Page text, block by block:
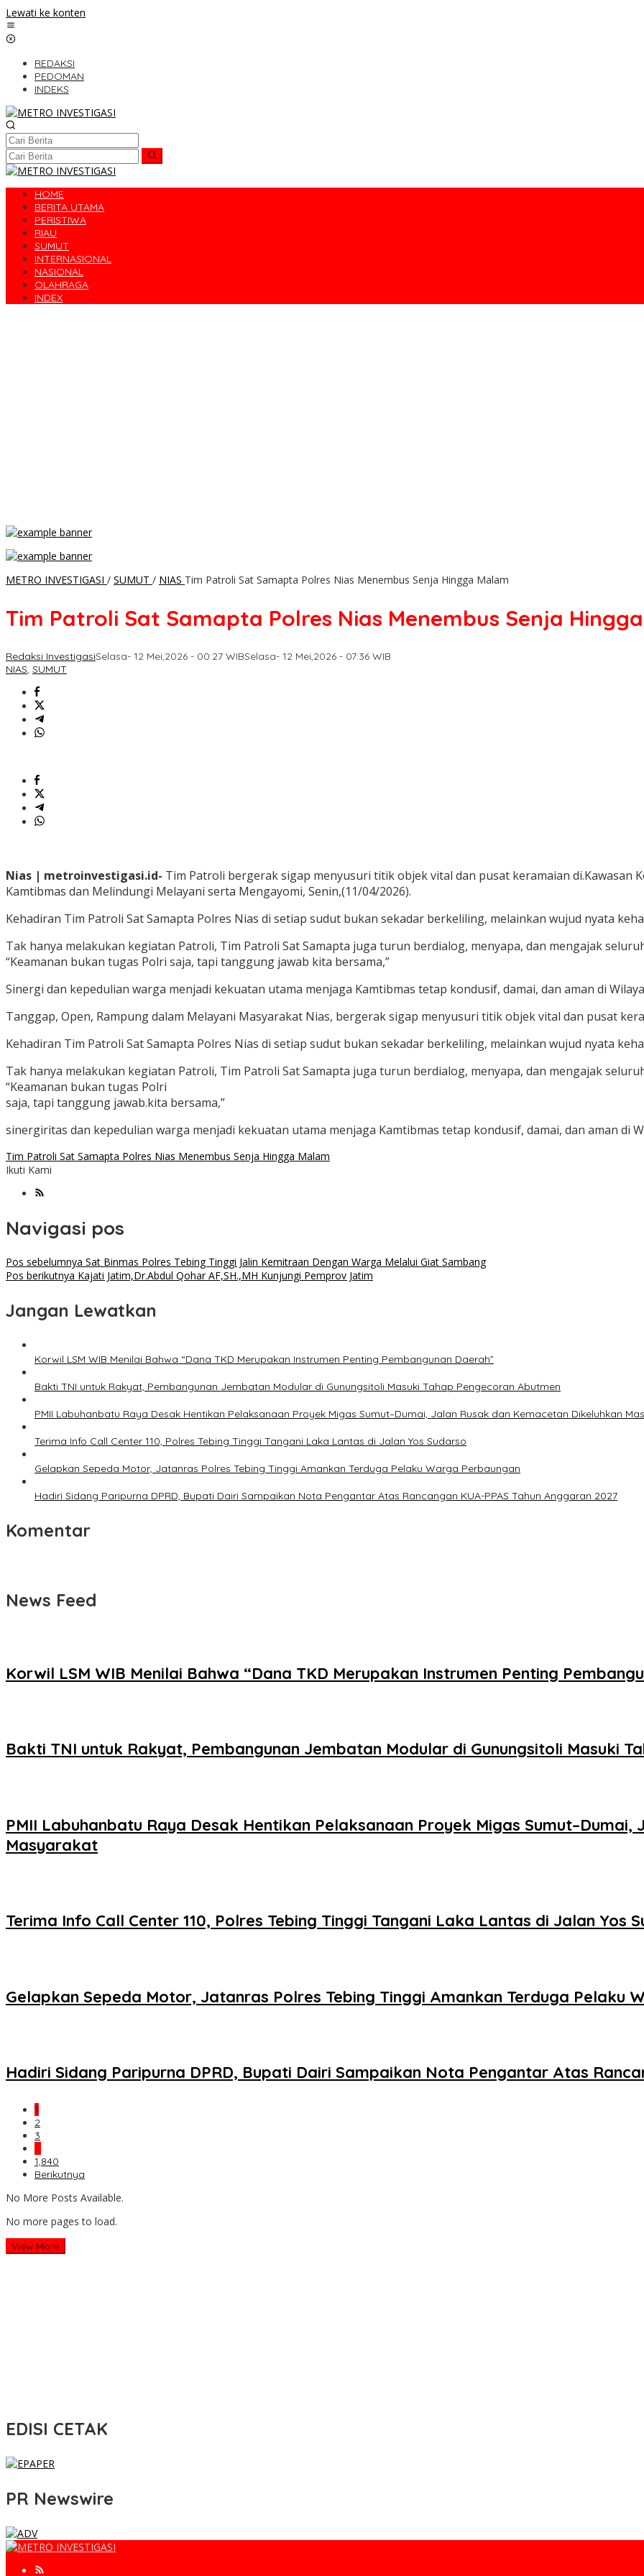
Lewati ke konten
REDAKSI
PEDOMAN
INDEKS
HOME
BERITA UTAMA
PERISTIWA
RIAU
SUMUT
INTERNASIONAL
NASIONAL
OLAHRAGA
INDEX
METRO INVESTIGASI / SUMUT / NIAS Tim Patroli Sat Samapta Polres Nias Menembus Senja Hingga Malam
Tim Patroli Sat Samapta Polres Nias Menembus Senja
Redaksi InvestigasiSelasa- 12 Mei,2026 - 00:27 WIBSelasa- 12 Mei,2026 - 07:36 WIB
NIAS, SUMUT
Nias | metroinvestigasi.id- Tim Patroli bergerak sigap menyusuri titik objek vital dan pusat keramaian di.Kawasan
Kamtibmas dan Melindungi Melayani serta Mengayomi, Senin,(11/04/2026).
Kehadiran Tim Patroli Sat Samapta Polres Nias di setiap sudut bukan sekadar berkeliling, melainkan wujud nyata
Tak hanya melakukan kegiatan Patroli, Tim Patroli Sat Samapta juga turun berdialog, menyapa, dan mengajak
“Keamanan bukan tugas Polri saja, tapi tanggung jawab kita bersama,”
Sinergi dan kepedulian warga menjadi kekuatan utama menjaga Kamtibmas tetap kondusif, damai, dan aman di
Tanggap, Open, Rampung dalam Melayani Masyarakat Nias, bergerak sigap menyusuri titik objek vital dan pusat
Kehadiran Tim Patroli Sat Samapta Polres Nias di setiap sudut bukan sekadar berkeliling, melainkan wujud nyata
Tak hanya melakukan kegiatan Patroli, Tim Patroli Sat Samapta juga turun berdialog, menyapa, dan mengajak
“Keamanan bukan tugas Polri
saja, tapi tanggung jawab.kita bersama,”
sinergiritas dan kepedulian warga menjadi kekuatan utama menjaga Kamtibmas tetap kondusif, damai, dan aman di
Tim Patroli Sat Samapta Polres Nias Menembus Senja Hingga Malam
Ikuti Kami
Navigasi pos
Pos sebelumnya Sat Binmas Polres Tebing Tinggi Jalin Kemitraan Dengan Warga Melalui Giat Sambang
Pos berikutnya Kajati Jatim,Dr.Abdul Qohar AF,SH.,MH Kunjungi Pemprov Jatim
Jangan Lewatkan
Korwil LSM WIB Menilai Bahwa “Dana TKD Merupakan Instrumen Penting Pembangunan Daerah”
Bakti TNI untuk Rakyat, Pembangunan Jembatan Modular di Gunungsitoli Masuki Tahap Pengecoran Abutmen
PMII Labuhanbatu Raya Desak Hentikan Pelaksanaan Proyek Migas Sumut–Dumai, Jalan Rusak dan Kemacetan Dikeluhkan
Terima Info Call Center 110, Polres Tebing Tinggi Tangani Laka Lantas di Jalan Yos Sudarso
Gelapkan Sepeda Motor, Jatanras Polres Tebing Tinggi Amankan Terduga Pelaku Warga Perbaungan
Hadiri Sidang Paripurna DPRD, Bupati Dairi Sampaikan Nota Pengantar Atas Rancangan KUA-PPAS Tahun Anggaran 2027
Komentar
News Feed
Korwil LSM WIB Menilai Bahwa “Dana TKD Merupakan Instrumen Penting
Bakti TNI untuk Rakyat, Pembangunan Jembatan Modular di Gunungsitoli Masuki
PMII Labuhanbatu Raya Desak Hentikan Pelaksanaan Proyek Migas
Masyarakat
Terima Info Call Center 110, Polres Tebing Tinggi Tangani Laka Lantas di Jalan Yos
Gelapkan Sepeda Motor, Jatanras Polres Tebing Tinggi Amankan Terduga Pelaku
Hadiri Sidang Paripurna DPRD, Bupati Dairi Sampaikan Nota Pengantar Atas
1
2
3
…
1,840
Berikutnya
No More Posts Available.
No more pages to load.
View More
EDISI CETAK
PR Newswire